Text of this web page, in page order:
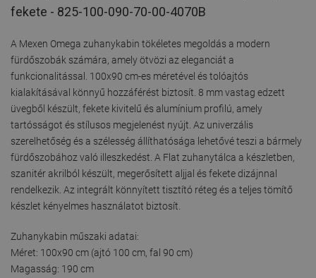
fekete - 825-100-090-70-00-4070B
A Mexen Omega zuhanykabin tökéletes megoldás a modern
fürdőszobák számára, amely ötvözi az eleganciát a
funkcionalitással. 100x90 cm-es méretével és tolóajtós
kialakításával könnyű hozzáférést biztosít. 8 mm vastag edzett
üvegből készült, fekete kivitelű és alumínium profilú, amely
tartósságot és stílusos megjelenést nyújt. Az univerzális
szerelhetőség és a szélesség állíthatósága lehetővé teszi a bármely
fürdőszobához való illeszkedést. A Flat zuhanytálca a készletben,
szanitér akrilból készült, megerősített aljjal és fekete dizájnnal
rendelkezik. Az integrált könnyített tisztító réteg és a teljes tömítő
készlet kényelmes használatot biztosít.
Zuhanykabin műszaki adatai:
Méret: 100x90 cm (ajtó 100 cm, fal 90 cm)
Magasság: 190 cm